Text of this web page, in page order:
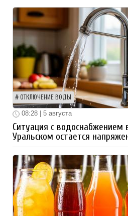
ОТКЛЮЧЕНИЕ ВОДЫ
08:28 | 5 августа
Ситуация с водоснабжением
Уральском остается